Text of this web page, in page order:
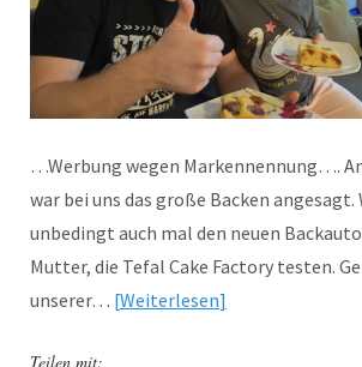
…Werbung wegen Markennennung….
war bei uns das große Backen
unbedingt auch mal den neuen
Mutter, die Tefal Cake Factory testen.
unserer… Weiterlesen
Teilen mit: